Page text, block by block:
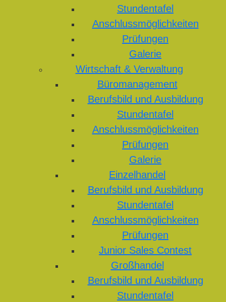
Stundentafel
Anschlussmöglichkeiten
Prüfungen
Galerie
Wirtschaft & Verwaltung
Büromanagement
Berufsbild und Ausbildung
Stundentafel
Anschlussmöglichkeiten
Prüfungen
Galerie
Einzelhandel
Berufsbild und Ausbildung
Stundentafel
Anschlussmöglichkeiten
Prüfungen
Junior Sales Contest
Großhandel
Berufsbild und Ausbildung
Stundentafel